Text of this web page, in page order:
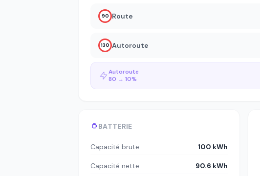
90 Route
130 Autoroute
Autoroute
80 → 10%
BATTERIE
Capacité brute 100 kWh
Capacité nette 90.6 kWh